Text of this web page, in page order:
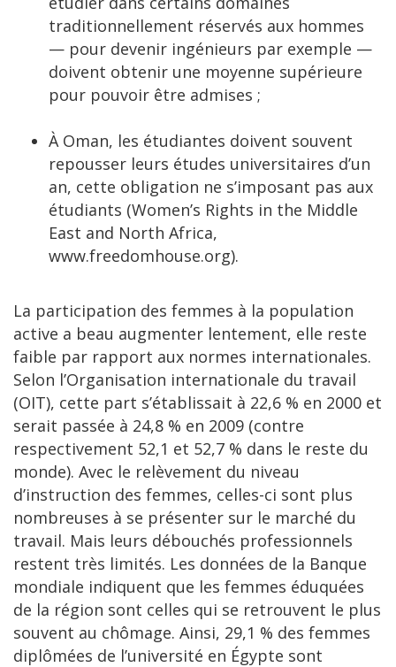
traditionnellement réservés aux hommes
— pour devenir ingénieurs par exemple —
doivent obtenir une moyenne supérieure
pour pouvoir être admises ;
À Oman, les étudiantes doivent souvent
repousser leurs études universitaires d’un
an, cette obligation ne s’imposant pas aux
étudiants (Women’s Rights in the Middle
East and North Africa,
www.freedomhouse.org).
La participation des femmes à la population
active a beau augmenter lentement, elle reste
faible par rapport aux normes internationales.
Selon l’Organisation internationale du travail
(OIT), cette part s’établissait à 22,6 % en 2000 et
serait passée à 24,8 % en 2009 (contre
respectivement 52,1 et 52,7 % dans le reste du
monde). Avec le relèvement du niveau
d’instruction des femmes, celles-ci sont plus
nombreuses à se présenter sur le marché du
travail. Mais leurs débouchés professionnels
restent très limités. Les données de la Banque
mondiale indiquent que les femmes éduquées
de la région sont celles qui se retrouvent le plus
souvent au chômage. Ainsi, 29,1 % des femmes
diplômées de l’université en Égypte sont